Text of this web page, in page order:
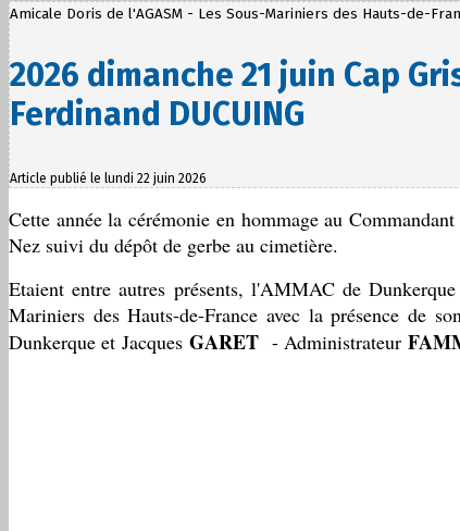
Amicale Doris de l'AGASM - Les Sous-Mariniers des Hauts-de-
2026 dimanche 21 juin Cap
Ferdinand DUCUING
Article publié le lundi 22 juin 2026
Cette année la cérémonie en hommage au
Nez suivi du dépôt de gerbe au cimetière.
Etaient entre autres présents, l'AMMAC de
Mariniers des Hauts-de-France avec la présence de
Dunkerque et Jacques GARET - Administrateur